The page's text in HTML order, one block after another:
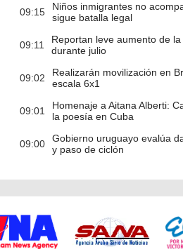
09:15
Niños inmigrantes no
sigue batalla legal
09:11
Reportan leve aumento de
durante julio
09:02
Realizarán movilización en
escala 6x1
09:01
Homenaje a Aitana Alberti:
la poesía en Cuba
09:00
Gobierno uruguayo evalúa
y paso de ciclón